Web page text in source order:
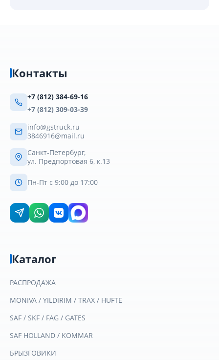
Контакты
+7 (812) 384-69-16
+7 (812) 309-03-39
info@gstruck.ru
3846916@mail.ru
Санкт-Петербург,
ул. Предпортовая 6, к.13
Пн-Пт с 9:00 до 17:00
Каталог
РАСПРОДАЖА
MONIVA / YILDIRIM / TRAX / HUFTE
SAF / SKF / FAG / GATES
SAF HOLLAND / KOMMAR
БРЫЗГОВИКИ